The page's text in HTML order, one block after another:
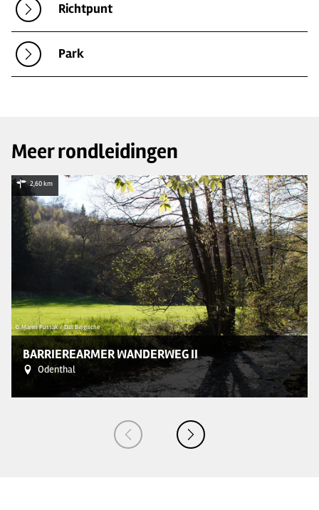
Richtpunt
Park
Meer rondleidingen
2,60 km
© Maren Pussak / Das Bergische
BARRIEREARMER WANDERWEG II
Odenthal